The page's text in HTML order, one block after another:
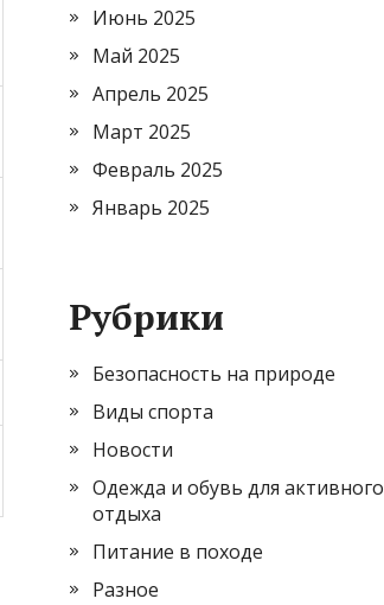
Июнь 2025
Май 2025
Апрель 2025
Март 2025
Февраль 2025
Январь 2025
Рубрики
Безопасность на природе
Виды спорта
Новости
Одежда и обувь для активного
отдыха
Питание в походе
Разное